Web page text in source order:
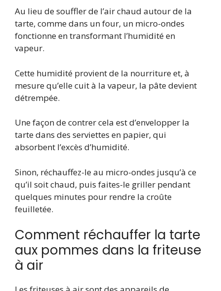
Au lieu de souffler de l’air chaud autour de la
tarte, comme dans un four, un micro-ondes
fonctionne en transformant l’humidité en
vapeur.
Cette humidité provient de la nourriture et, à
mesure qu’elle cuit à la vapeur, la pâte devient
détrempée.
Une façon de contrer cela est d’envelopper la
tarte dans des serviettes en papier, qui
absorbent l’excès d’humidité.
Sinon, réchauffez-le au micro-ondes jusqu’à ce
qu’il soit chaud, puis faites-le griller pendant
quelques minutes pour rendre la croûte
feuilletée.
Comment réchauffer la tarte
aux pommes dans la friteuse
à air